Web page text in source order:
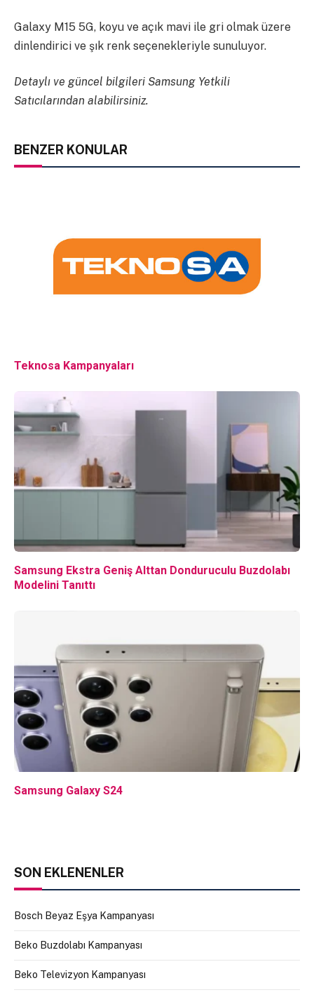
Galaxy M15 5G, koyu ve açık mavi ile gri olmak üzere
dinlendirici ve şık renk seçenekleriyle sunuluyor.
Detaylı ve güncel bilgileri Samsung Yetkili
Satıcılarından alabilirsiniz.
BENZER KONULAR
Teknosa Kampanyaları
Samsung Ekstra Geniş Alttan Donduruculu Buzdolabı
Modelini Tanıttı
Samsung Galaxy S24
SON EKLENENLER
Bosch Beyaz Eşya Kampanyası
Beko Buzdolabı Kampanyası
Beko Televizyon Kampanyası